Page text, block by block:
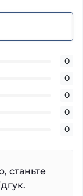
0
0
0
0
0
станьте